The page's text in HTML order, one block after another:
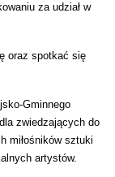
za udział w
oraz spotkać się
Gminnego
zwiedzających do
miłośników sztuki
artystów.